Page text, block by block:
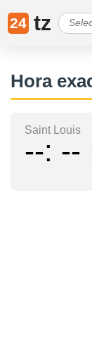
24 tz
Hora
Saint Louis
-- --